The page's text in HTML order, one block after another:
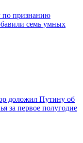
по признанию
семь умных
доложил Путину об
за первое полугодие